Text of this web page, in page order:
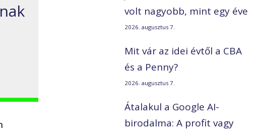
volt nagyobb, mint egy éve
2026. augusztus 7.
Mit vár az idei évtől a CBA
és a Penny?
2026. augusztus 7.
Átalakul a Google AI-
birodalma: A profit vagy